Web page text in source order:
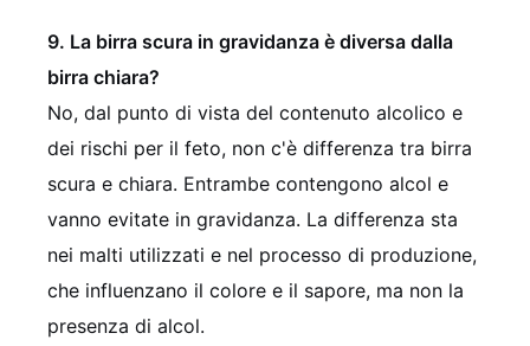
9. La birra scura in gravidanza è diversa dalla
birra chiara?
No, dal punto di vista del contenuto alcolico e
dei rischi per il feto, non c'è differenza tra birra
scura e chiara. Entrambe contengono alcol e
vanno evitate in gravidanza. La differenza sta
nei malti utilizzati e nel processo di produzione,
che influenzano il colore e il sapore, ma non la
presenza di alcol.